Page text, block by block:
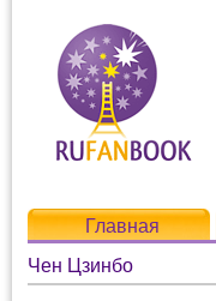
Главная
Чен Цзинбо